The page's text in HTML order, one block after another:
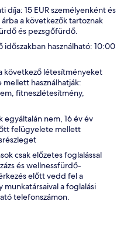
díja: 15 EUR személyenként és
a következők tartoznak
és pezsgőfürdő.
időszakban használható: 10:00
következő létesítményeket
használhatják:
fitneszlétesítmény,
egyáltalán nem, 16 év év
felügyelete mellett
csak előzetes foglalással
és wellnessfürdő-
előtt vedd fel a
munkatársaival a foglalási
telefonszámon.